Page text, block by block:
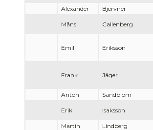
Alexander
Bjervner
Måns Callenberg
Emil Eriksson
Frank Jäger
Anton
Sandblom
Erik Isaksson
Martin
Lindberg